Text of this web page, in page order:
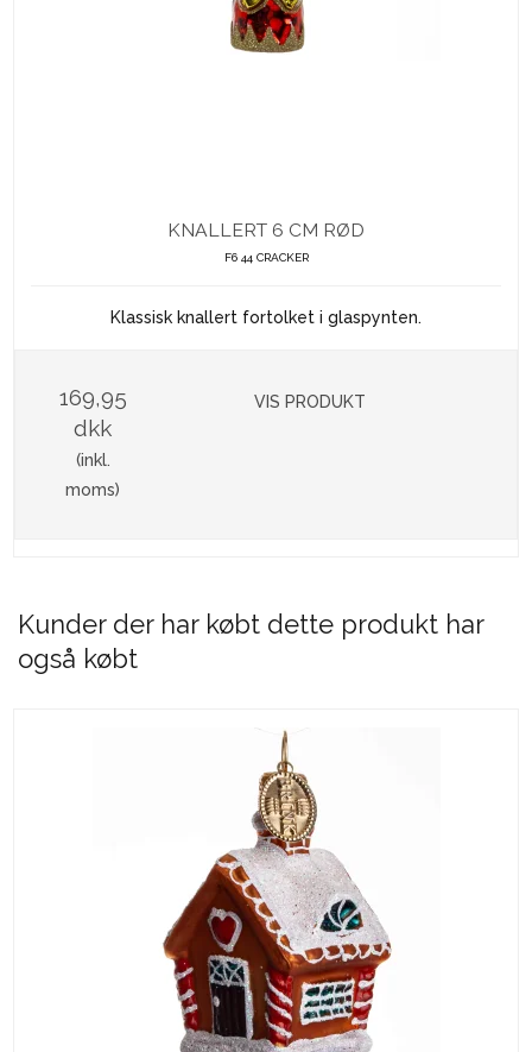
KNALLERT 6 CM RØD
F6 44 CRACKER
Klassisk knallert fortolket i glaspynten.
169,95
dkk
(inkl.
moms)
VIS PRODUKT
Kunder der har købt dette produkt har
også købt